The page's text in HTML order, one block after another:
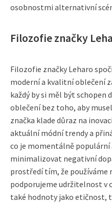
osobnostmi alternativní
Filozofie značky
Filozofie značky Leharo
moderní a kvalitní oblečení
každý by si měl být
oblečení bez toho, aby
značka klade důraz na
aktuální módní trendy a
co je momentálně populární
minimalizovat negativní
prostředí tím, že
podporujeme udržitelnost v
také hodnoty jako etičnost,